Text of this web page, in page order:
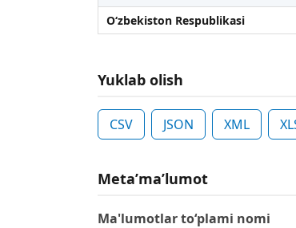
O‘zbekiston Respublikasi
Yuklab olish
CSV JSON XML
Metaʼmaʼlumot
Ma'lumotlar to‘plami nomi